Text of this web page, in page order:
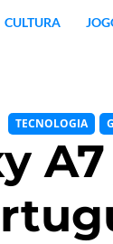
CULTURA
TECNOLOGIA